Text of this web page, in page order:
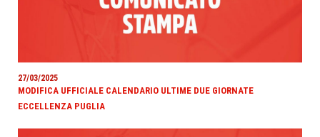
27/03/2025
MODIFICA UFFICIALE CALENDARIO ULTIME DUE GIORNATE
ECCELLENZA PUGLIA